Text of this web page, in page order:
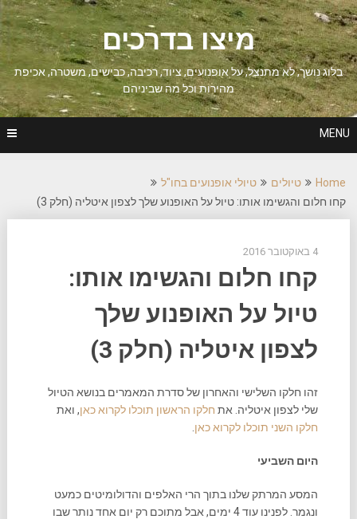
Skip
to
content
מיצו בדרכים
בלוג נושך, לא מתנצל, על אופנועים, ציוד, רכיבה, כבישים, משטרה, אכיפת
מהירות וכל מה שביניהם
MENU
Home טיולים
טיולי אופנועים בחו"ל
קחו חלום והגשימו אותו: טיול על האופנוע שלך לצפון איטליה (חלק 3)
4 באוקטובר 2016
קחו חלום והגשימו אותו:
טיול על האופנוע שלך
לצפון איטליה (חלק 3)
זהו חלקו השלישי והאחרון של סדרת המאמרים בנושא הטיול
שלי לצפון איטליה. את חלקו הראשון תוכלו לקרוא כאן, ואת
חלקו השני תוכלו לקרוא כאן
היום השביעי
המסע המרתק שלנו בתוך הרי האלפים והדולומיטים כמעט
ונגמר. לפנינו עוד 4 ימים, אבל מתוכם רק יום אחד נותר שבו